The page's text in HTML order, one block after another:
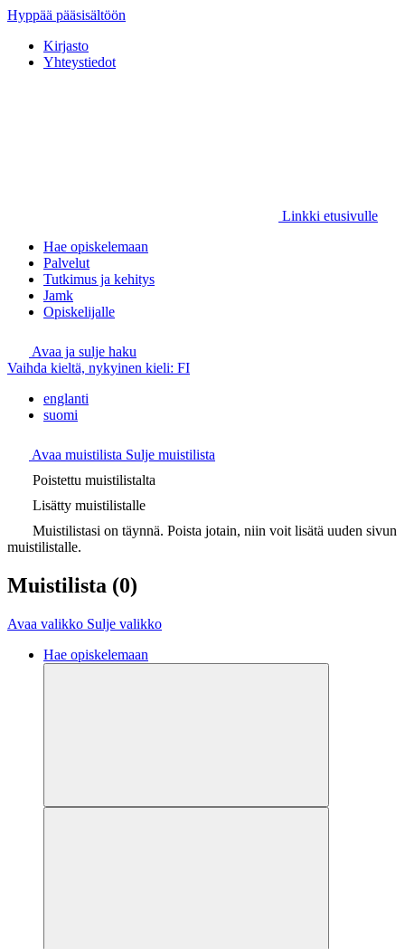
Hyppää pääsisältöön
Kirjasto
Yhteystiedot
Linkki etusivulle
Hae opiskelemaan
Palvelut
Tutkimus ja kehitys
Jamk
Opiskelijalle
Avaa ja sulje haku
Vaihda kieltä, nykyinen kieli: FI
englanti
suomi
Avaa muistilista Sulje muistilista
Poistettu muistilistalta
Lisätty muistilistalle
Muistilistasi on täynnä. Poista jotain, niin voit lisätä uuden sivun
muistilistalle.
Muistilista (0)
Avaa valikko Sulje valikko
Hae opiskelemaan